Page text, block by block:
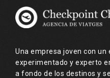
Una empresa joven con un
experimentado y experto
a fondo de los destinos y